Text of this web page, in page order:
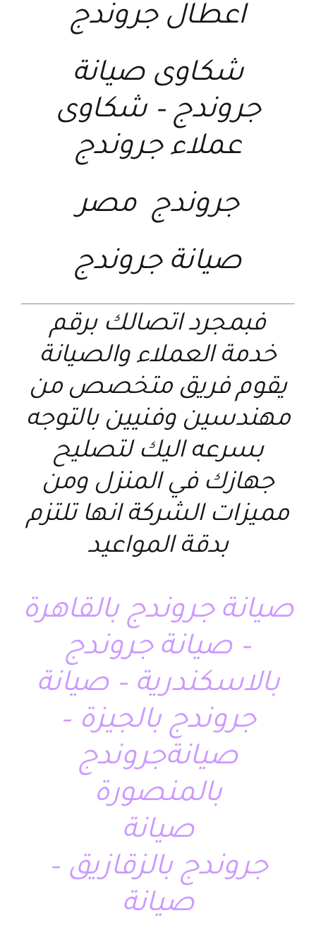
اعطال جروندج
شكاوى صيانة
جروندج – شكاوى
عملاء جروندج
جروندج مصر
صيانة جروندج
فبمجرد اتصالك برقم
خدمة العملاء والصيانة
يقوم فريق متخصص من
مهندسين وفنيين بالتوجه
بسرعه اليك لتصليح
جهازك في المنزل ومن
مميزات الشركة انها تلتزم
بدقة المواعيد
صيانة جروندج بالقاهرة
– صيانة جروندج
بالاسكندرية – صيانة
جروندج بالجيزة –
صيانةجروندج
بالمنصورة
صيانة
جروندج بالزقازيق –
صيانة